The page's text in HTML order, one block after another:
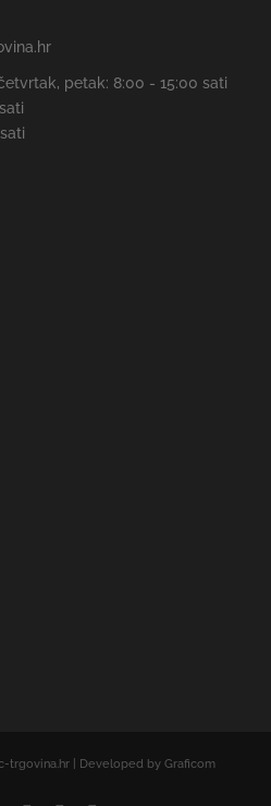
petak: 8:00 - 15:00 sati
trgovina.hr | Developed by Graficom